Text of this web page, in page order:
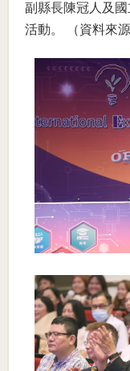
副縣長陳冠人及
活動。 （資料來